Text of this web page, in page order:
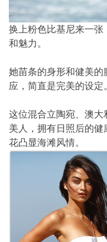
换上粉色比基尼来一张
和魅力。
她苗条的身形和健美
应，简直是完美的设定
这位混合立陶宛、澳
美人，拥有日照后的
花凸显海滩风情。